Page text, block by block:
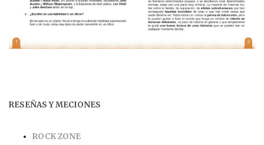
RESEÑAS Y MECIONES
ROCK ZONE